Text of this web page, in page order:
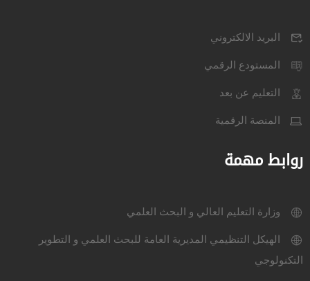
البريد الالكتروني
المستودع الرقمي
التعليم عن بعد
المنصة الرقمية
روابط مهمة
وزارة التعليم العالي و البحث العلمي
الهيكل التنظيمي المديرية العامة للبحث العلمي و التطوير
التكنولوجي